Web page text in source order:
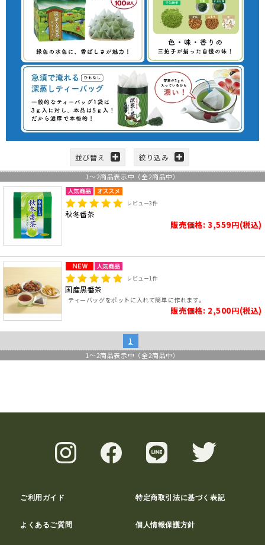
並び替え 絞り込み
1 ～2商品表示中（全2商品中）
レビュー3件
秋冬番茶
販売価格: 3,559円(税込)
レビュー1件
国産黒番茶
ティーバッグをポットに入れて簡単に作れます。
販売価格: 2,500円(税込)
1
1 ～2商品表示中（全2商品中）
ご利用ガイド 特定商取引法に基づく表記
よくあるご質問 個人情報保護方針